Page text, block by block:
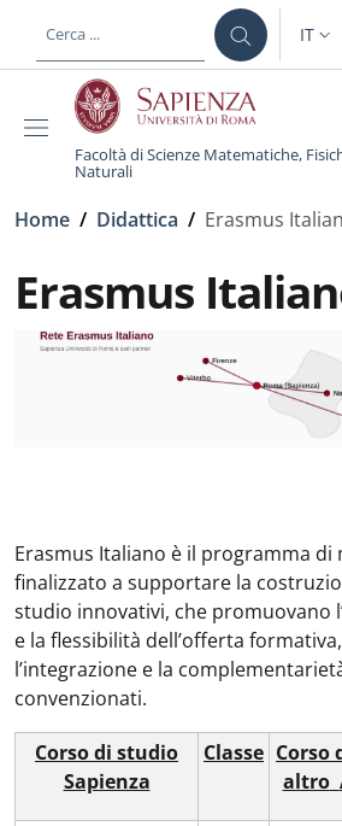
al contenuto principale
IT
Facoltà di Scienze Matematiche,
Naturali
Briciole di pane
Home / Didattica / Erasmus
Erasmus
Erasmus Italiano è il programma
finalizzato a supportare la
studio innovativi, che promuovano
e la flessibilità dell’offerta
l’integrazione e la
convenzionati.
Corso di studio
Sapienza
Classe Corso
altro